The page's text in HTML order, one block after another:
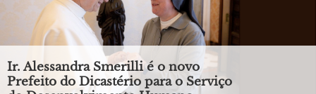
Ir. Alessandra Smerilli é o novo
Prefeito do Dicastério para o Serviço